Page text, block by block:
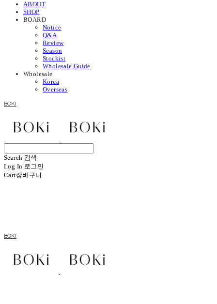
ABOUT
SHOP
BOARD
Notice
Q&A
Review
Season
Stockist
Wholesale Guide
Wholesale
Korea
Overseas
BOKI
Search 검색
Log In 로그인
Cart장바구니
BOKI